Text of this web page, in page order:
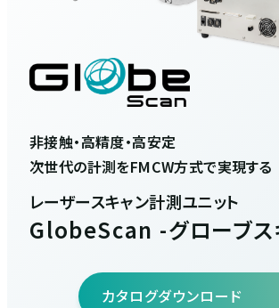
非接触・高精度・高安定
次世代の計測をFMCW方式で実現する
レーザースキャン計測ユニット
GlobeScan -グローブス
カタログダウンロード